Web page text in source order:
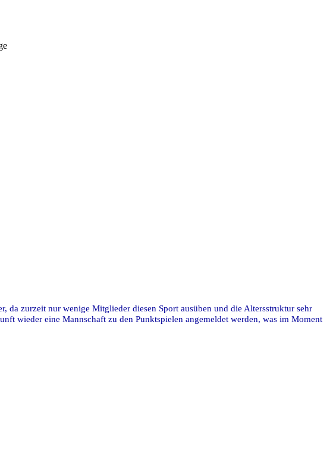
da zurzeit nur wenige Mitglieder diesen Sport ausüben und die Altersstruktur sehr
wieder eine Mannschaft zu den Punktspielen angemeldet werden, was im Moment